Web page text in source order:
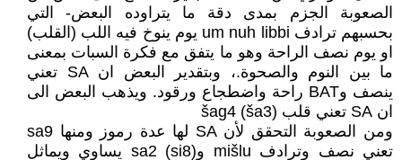
الصعوبة الجزم بمدى دقة ما يتراوده البعض- التي
بحسبهم ترادف um nuh libbi يوم ينوخ فيه اللب (القلب)
او يوم نصف الراحة وهو ما يتفق مع فكرة السبات بمعنى
ما بين النوم والصحوة.، وبتقدير البعض ان SA تعني
ينصف وBAT راحة واضطجاع ورقود. ويذهب البعض الى
ان SA تعني قلب šag4 (ša3)
ومن الصعوبة التحقق لأن SA لها عدة رموز ومنها sa9
تعني نصف وترادف mišlu وsa2 (si8) يساوي ويماثل